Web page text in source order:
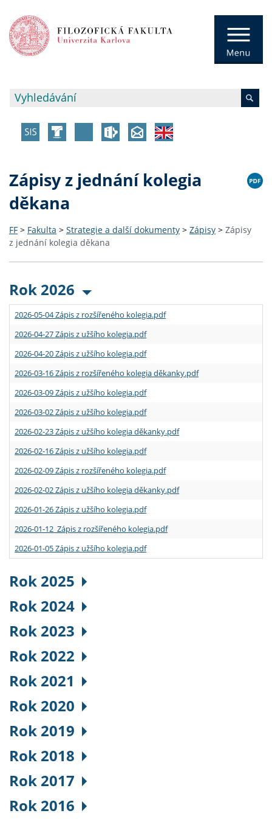
Zápisy z jednání kolegia
děkana
FF > Fakulta > Strategie a další dokumenty > Zápisy > Zápisy
z jednání kolegia děkana
Rok 2026
2026-05-04 Zápis z rozšířeného kolegia.pdf
2026-04-27 Zápis z užšího kolegia.pdf
2026-04-20 Zápis z užšího kolegia.pdf
2026-03-16 Zápis z rozšířeného kolegia děkanky.pdf
2026-03-09 Zápis z užšího kolegia.pdf
2026-03-02 Zápis z užšího kolegia.pdf
2026-02-23 Zápis z užšího kolegia děkanky.pdf
2026-02-16 Zápis z užšího kolegia.pdf
2026-02-09 Zápis z rozšířeného kolegia.pdf
2026-02-02 Zápis z užšího kolegia děkanky.pdf
2026-01-26 Zápis z užšího kolegia.pdf
2026-01-12 Zápis z rozšířeného kolegia.pdf
2026-01-05 Zápis z užšího kolegia.pdf
Rok 2025
Rok 2024
Rok 2023
Rok 2022
Rok 2021
Rok 2020
Rok 2019
Rok 2018
Rok 2017
Rok 2016